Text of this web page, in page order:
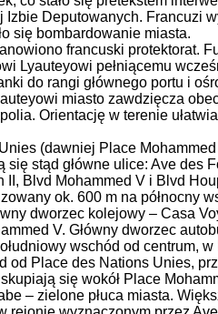
Deputowanych. Francuzi
się bombardowanie miasta.
francuski protektorat.
Lyauteyowi pełniącemu
do rangi głównego portu i
miasto zawdzięcza
Orientację w terenie
(dawniej Place
się stąd główne ulice: Ave des
II, Blvd Mohammed V i Blvd
ok. 600 m na północny
dworzec kolejowy – Casa
V. Główny dworzec
wschód od centrum,
od Place des Nations Unies,
się wokół Place
– zielone płuca miasta.